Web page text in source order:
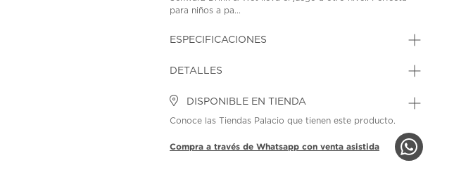
para niños a pa...
ESPECIFICACIONES
DETALLES
DISPONIBLE EN TIENDA
Conoce las Tiendas Palacio que tienen este producto.
Compra a través de Whatsapp con venta asistida